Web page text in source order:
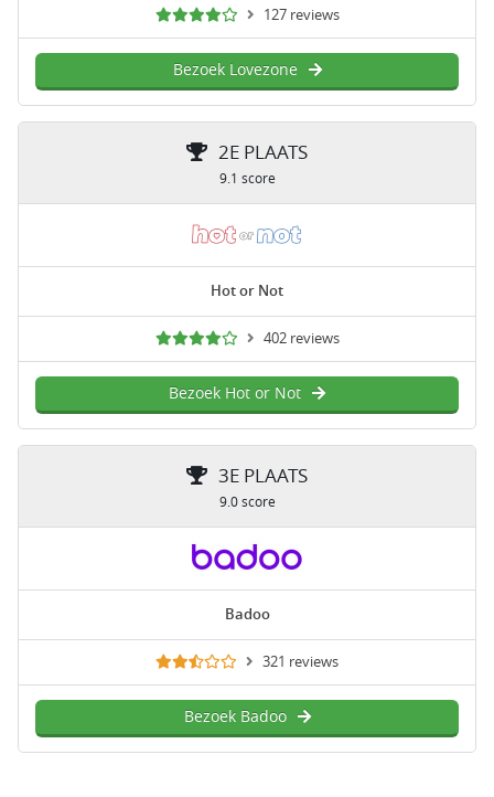
127 reviews
Bezoek Lovezone
2E PLAATS
9.1 score
Hot or Not
402 reviews
Bezoek Hot or Not
3E PLAATS
9.0 score
Badoo
321 reviews
Bezoek Badoo